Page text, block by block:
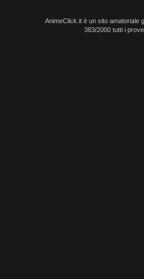
AnimeClick.it è un sito amatoriale
383/2000 tutti i